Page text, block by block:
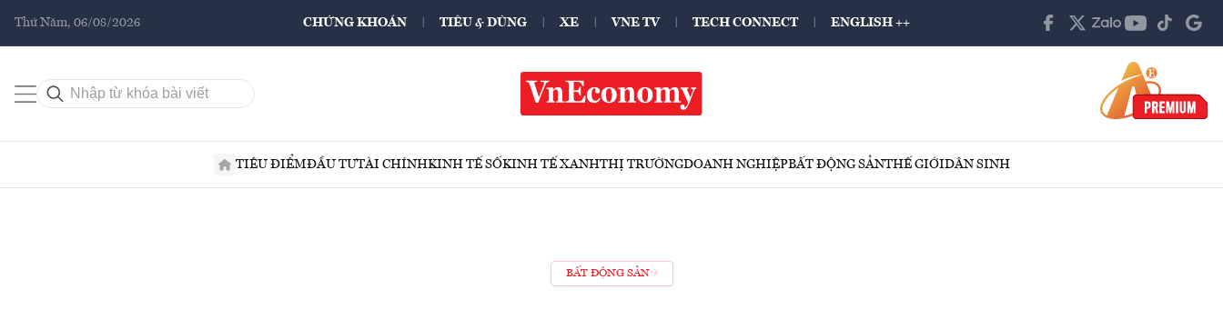
Thứ Năm, 06/08/2026 CHỨNG KHOÁN TIÊU & DÙNG XE VNE TV TECH CONNECT ENGLISH ++
TIÊU ĐIỂMĐẦU TƯTÀI CHÍNHKINH TẾ SỐKINH TẾ XANHTHỊ TRƯỜNGDOANH NGHIỆPBẤT ĐỘNG SẢNTHẾ GIỚIDÂN SINH
BẤT ĐỘNG SẢN